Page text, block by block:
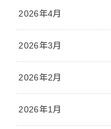
2026年4月
2026年3月
2026年2月
2026年1月